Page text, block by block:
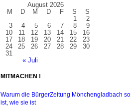
August 2026
M
D M D F S S
« Juli
1
2
3
4 5 6 7 8
9
10
11 12 13 14 15
16
17
18 19 20 21 22
23
24
25 26 27 28 29
30
31
MITMACHEN !
Warum die BürgerZeitung Mönchengladbach so
ist, wie sie ist